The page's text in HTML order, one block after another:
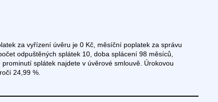
za vyřízení úvěru je 0 Kč, měsíční poplatek za správu
odpuštěných splátek 10, doba splácení 98 měsíců,
splátek najdete v úvěrové smlouvě. Úrokovou
24,99 %.